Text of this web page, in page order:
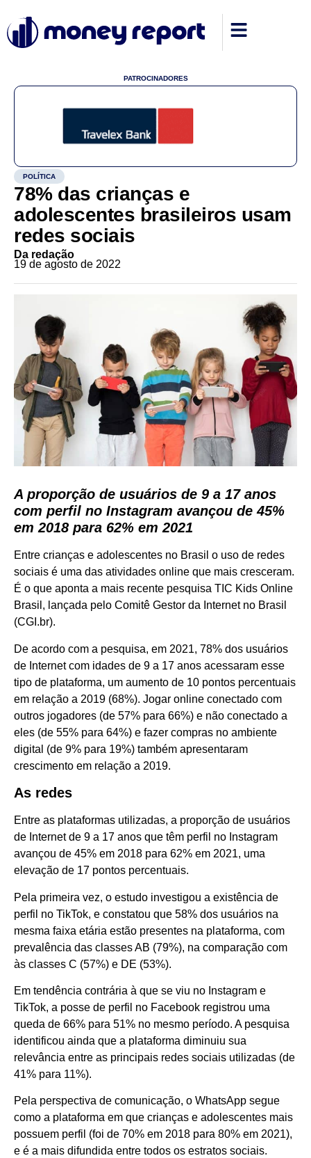
PATROCINADORES
POLÍTICA
78% das crianças e
adolescentes brasileiros usam
redes sociais
Da redação
19 de agosto de 2022
A proporção de usuários de 9 a 17 anos
com perfil no Instagram avançou de 45%
em 2018 para 62% em 2021
Entre crianças e adolescentes no Brasil o uso de redes
sociais é uma das atividades online que mais cresceram.
É o que aponta a mais recente pesquisa TIC Kids Online
Brasil, lançada pelo Comitê Gestor da Internet no Brasil
(CGI.br).
De acordo com a pesquisa, em 2021, 78% dos usuários
de Internet com idades de 9 a 17 anos acessaram esse
tipo de plataforma, um aumento de 10 pontos percentuais
em relação a 2019 (68%). Jogar online conectado com
outros jogadores (de 57% para 66%) e não conectado a
eles (de 55% para 64%) e fazer compras no ambiente
digital (de 9% para 19%) também apresentaram
crescimento em relação a 2019.
As redes
Entre as plataformas utilizadas, a proporção de usuários
de Internet de 9 a 17 anos que têm perfil no Instagram
avançou de 45% em 2018 para 62% em 2021, uma
elevação de 17 pontos percentuais.
Pela primeira vez, o estudo investigou a existência de
perfil no TikTok, e constatou que 58% dos usuários na
mesma faixa etária estão presentes na plataforma, com
prevalência das classes AB (79%), na comparação com
às classes C (57%) e DE (53%).
Em tendência contrária à que se viu no Instagram e
TikTok, a posse de perfil no Facebook registrou uma
queda de 66% para 51% no mesmo período. A pesquisa
identificou ainda que a plataforma diminuiu sua
relevância entre as principais redes sociais utilizadas (de
41% para 11%).
Pela perspectiva de comunicação, o WhatsApp segue
como a plataforma em que crianças e adolescentes mais
possuem perfil (foi de 70% em 2018 para 80% em 2021),
e é a mais difundida entre todos os estratos sociais.